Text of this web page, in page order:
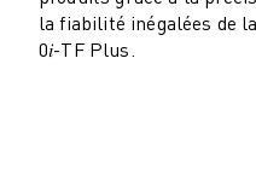
TÉMOIGNAGES
SOLUTIONS
la fiabilité inégalées de
0𝑖-TF Plus.